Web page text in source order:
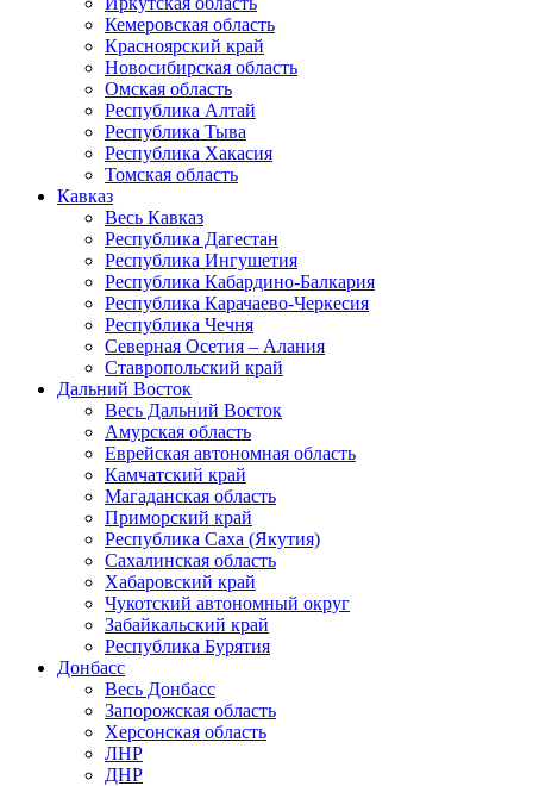
Кемеровская область
Красноярский край
Новосибирская область
Омская область
Республика Алтай
Республика Тыва
Республика Хакасия
Томская область
Кавказ
Весь Кавказ
Республика Дагестан
Республика Ингушетия
Республика Кабардино-Балкария
Республика Карачаево-Черкесия
Республика Чечня
Северная Осетия – Алания
Ставропольский край
Дальний Восток
Весь Дальний Восток
Амурская область
Еврейская автономная область
Камчатский край
Магаданская область
Приморский край
Республика Саха (Якутия)
Сахалинская область
Хабаровский край
Чукотский автономный округ
Забайкальский край
Республика Бурятия
Донбасс
Весь Донбасс
Запорожская область
Херсонская область
ЛНР
ДНР